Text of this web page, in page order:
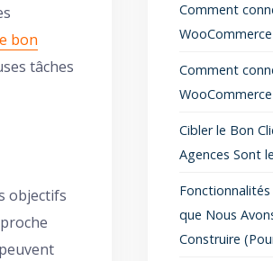
bon
tâches
objectifs
Comment
WooCommerce
Comment
WooCommerce
Cibler le Bon
Agences Sont
Fonctionnalités
que Nous
Construire